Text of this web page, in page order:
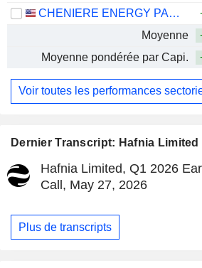
Dernier Transcript: Hafnia Limited
Hafnia Limited, Q1 2026
Call, May 27, 2026
Plus de transcripts
CHENIERE ENERGY PARTNERS, L.P.
Moyenne
Moyenne pondérée par Capi.
Voir toutes les performances